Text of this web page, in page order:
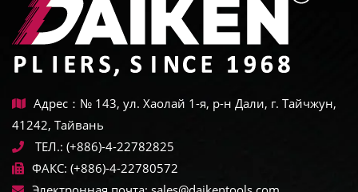
Адрес：№ 143, ул. Хаолай 1-я, р-н Дали, г. Тайчжун,
41242, Тайвань
ТЕЛ.: (+886)-4-22782825
ФАКС: (+886)-4-22780572